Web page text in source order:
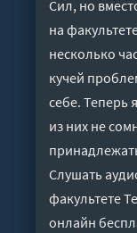
Сил, но
на
несколько
кучей
себе. Теперь
из них не
Слушать
факультете
онлайн